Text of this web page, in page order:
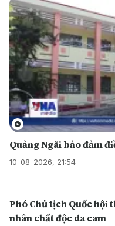
Quảng Ngãi bảo đảm
10-08-2026, 21:54
Phó Chủ tịch Quốc hội
nhân chất độc da cam